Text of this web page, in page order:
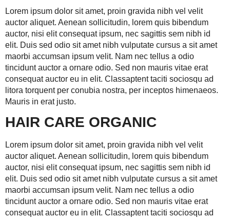
Lorem ipsum dolor sit amet, proin gravida nibh vel velit
auctor aliquet. Aenean sollicitudin, lorem quis bibendum
auctor, nisi elit consequat ipsum, nec sagittis sem nibh id
elit. Duis sed odio sit amet nibh vulputate cursus a sit amet
maorbi accumsan ipsum velit. Nam nec tellus a odio
tincidunt auctor a ornare odio. Sed non mauris vitae erat
consequat auctor eu in elit. Classaptent taciti sociosqu ad
litora torquent per conubia nostra, per inceptos himenaeos.
Mauris in erat justo.
HAIR CARE ORGANIC
Lorem ipsum dolor sit amet, proin gravida nibh vel velit
auctor aliquet. Aenean sollicitudin, lorem quis bibendum
auctor, nisi elit consequat ipsum, nec sagittis sem nibh id
elit. Duis sed odio sit amet nibh vulputate cursus a sit amet
maorbi accumsan ipsum velit. Nam nec tellus a odio
tincidunt auctor a ornare odio. Sed non mauris vitae erat
consequat auctor eu in elit. Classaptent taciti sociosqu ad